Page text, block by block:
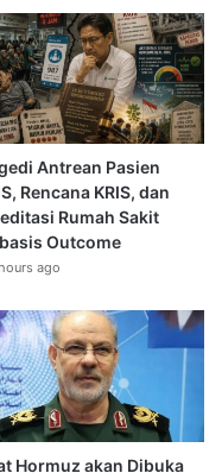
Antrean Pasien
Rencana KRIS, dan
Rumah Sakit
Outcome
ago
Hormuz akan Dibuka